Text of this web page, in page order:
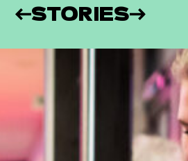
STORIES